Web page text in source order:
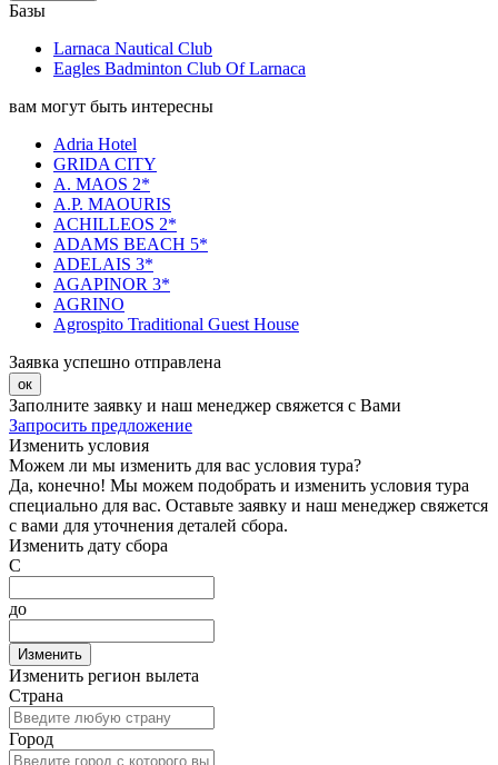
Базы
Larnaca Nautical Club
Eagles Badminton Club Of Larnaca
вам могут быть интересны
Adria Hotel
GRIDA CITY
A. MAOS 2*
A.P. MAOURIS
ACHILLEOS 2*
ADAMS BEACH 5*
ADELAIS 3*
AGAPINOR 3*
AGRINO
Agrospito Traditional Guest House
Заявка успешно отправлена
ок
Заполните заявку и наш менеджер свяжется с Вами
Запросить предложение
Изменить условия
Можем ли мы изменить для вас условия тура?
Да, конечно! Мы можем подобрать и изменить условия тура
специально для вас. Оставьте заявку и наш менеджер свяжется
с вами для уточнения деталей сбора.
Изменить дату сбора
С
до
Изменить
Изменить регион вылета
Страна
Город